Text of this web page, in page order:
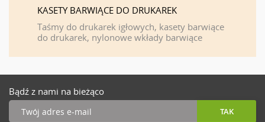
KASETY BARWIĄCE DO DRUKAREK
Taśmy do drukarek igłowych, kasety barwiące
do drukarek, nylonowe wkłady barwiące
Bądź z nami na bieżąco